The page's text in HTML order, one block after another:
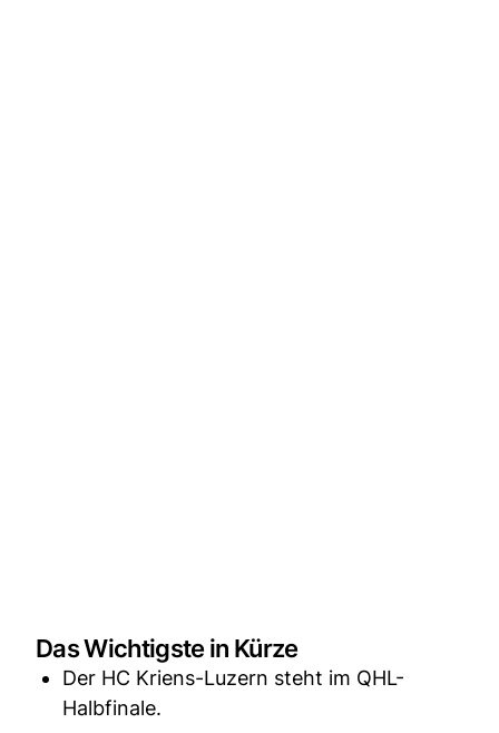
Das Wichtigste in Kürze
Der HC Kriens-Luzern steht im QHL-
Halbfinale.